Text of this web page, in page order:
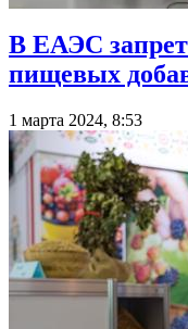
В ЕАЭС
пищевых
1 марта 2024, 8:53